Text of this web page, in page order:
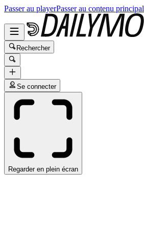
Passer au playerPasser au contenu principal
Rechercher
Se connecter
Regarder en plein écran